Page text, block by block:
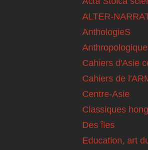
ALTER-
AnthologieS
Cahiers d'Asie
Cahiers de
Centre-Asie
Classiques
Des îles
Education, art